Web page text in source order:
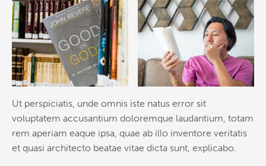
Ut perspiciatis, unde omnis iste natus error sit
voluptatem accusantium doloremque laudantium, totam
rem aperiam eaque ipsa, quae ab illo inventore veritatis
et quasi architecto beatae vitae dicta sunt, explicabo.